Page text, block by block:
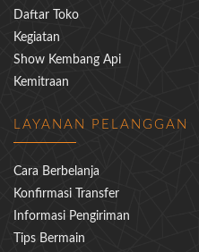
Daftar Toko
Kegiatan
Show Kembang Api
Kemitraan
LAYANAN PELANGGAN
Cara Berbelanja
Konfirmasi Transfer
Informasi Pengiriman
Tips Bermain